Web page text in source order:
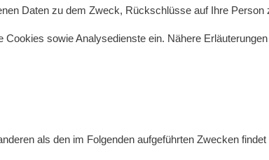
Daten zu dem Zweck, Rückschlüsse auf Ihre Person
sowie Analysedienste ein. Nähere
als den im Folgenden aufgeführten Zwecken findet